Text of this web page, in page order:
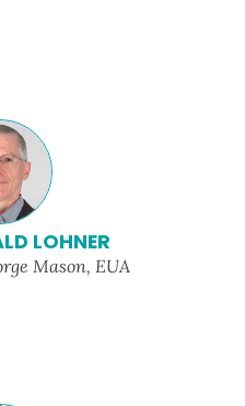
LOHNER
Mason, EUA